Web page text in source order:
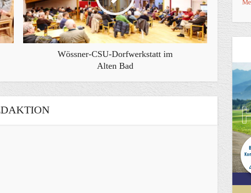
Wössner-CSU-Dorfwerkstatt im
Alten Bad